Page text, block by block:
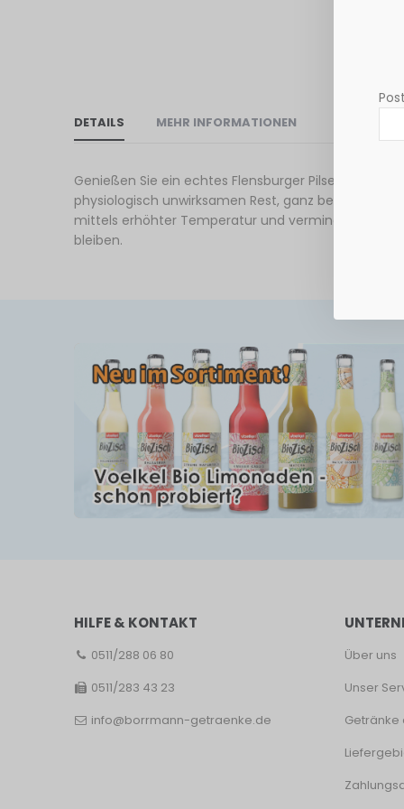
DETAILS
Genießen Sie ein echtes Flensburger Pilsener - nur
physiologisch unwirksamen Rest, ganz besonders
mittels erhöhter Temperatur und vermindertem
bleiben.
MEHR INFORMATIONEN
HILFE & KONTAKT
0511/288 06 80
0511/283 43 23
info@borrmann-getraenke.de
Über uns
Unser
Getränke